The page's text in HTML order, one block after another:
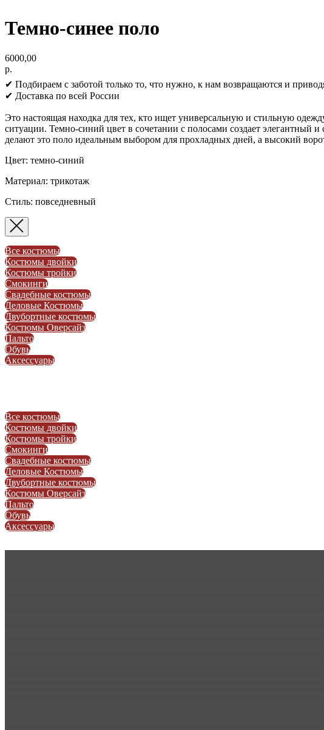
Темно-синее поло
6000,00
р.
✔ Подбираем с заботой только то, что нужно, к нам возвращаются и
✔ Доставка по всей России
Это настоящая находка для тех, кто ищет универсальную и стильную
ситуации. Темно-синий цвет в сочетании с полосами создает элегантный
делают это поло идеальным выбором для прохладных дней, а высокий
Цвет: темно-синий
Материал: трикотаж
Стиль: повседневный
Все костюмы
Костюмы двойки
Костюмы тройки
Смокинги
Свадебные костюмы
Деловые Костюмы
Двубортные костюмы
Костюмы Оверсайз
Пальто
Обувь
Аксессуары
Все костюмы
Костюмы двойки
Костюмы тройки
Смокинги
Свадебные костюмы
Деловые Костюмы
Двубортные костюмы
Костюмы Оверсайз
Пальто
Обувь
Аксессуары